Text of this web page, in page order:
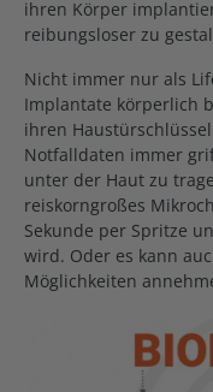
ihren Körper
reibungsloser zu
Nicht immer nur als
Implantate körperlich
ihren
Notfalldaten immer
unter der Haut zu
reiskorngroßes
Sekunde per Spritze
wird. Oder es kann
Möglichkeiten